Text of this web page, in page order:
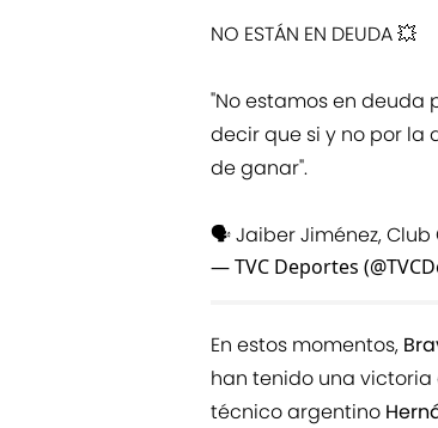
NO ESTÁN EN DEUDA 💥
"No estamos en deuda
decir que si y no por la
de ganar".
🗣️ Jaiber Jiménez, Club
— TVC Deportes
En estos momentos,
han tenido una victoria
técnico argentino